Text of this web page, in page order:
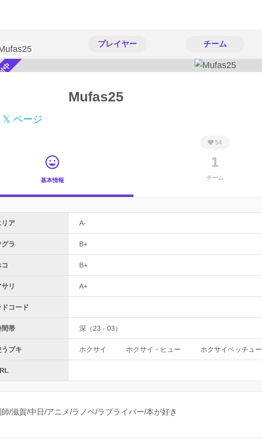
プレイヤー チーム
中 Mufas25
𝕏 ページ
基本情報
54
1
チーム
リア A-
ラ B+
B+
リ A+
コード
間帯 深（23 - 03）
ブキ ホクサイ ホクサイ・ヒュー ホクサイベッチュー
/滋賀/中日/アニメ/ラノベ/ラブライバー/本が好き